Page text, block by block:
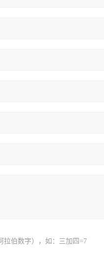
拉伯数字），如：三加四=7